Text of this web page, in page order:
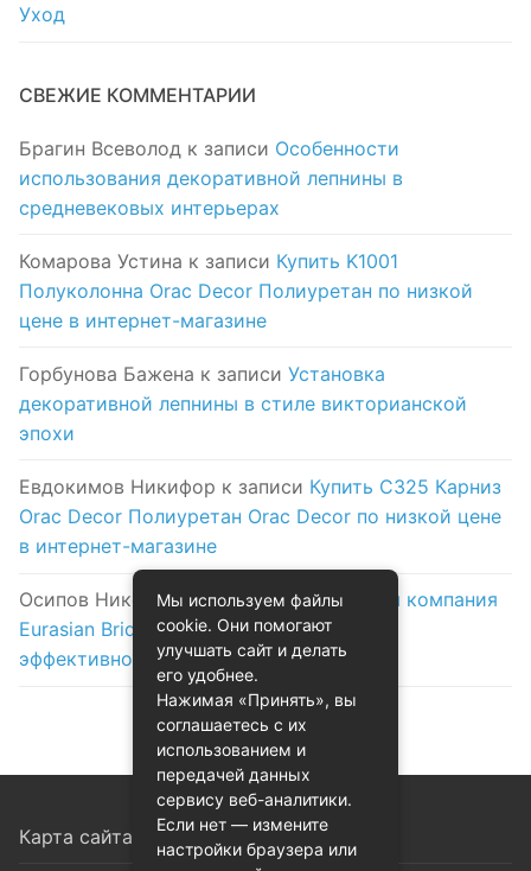
Уход
СВЕЖИЕ КОММЕНТАРИИ
Брагин Всеволод к записи Особенности
использования декоративной лепнины в
средневековых интерьерах
Комарова Устина к записи Купить K1001
Полуколонна Orac Decor Полиуретан по низкой
цене в интернет-магазине
Горбунова Бажена к записи Установка
декоративной лепнины в стиле викторианской
эпохи
Евдокимов Никифор к записи Купить C325 Карниз
Orac Decor Полиуретан Orac Decor по низкой цене
в интернет-магазине
Осипов Николак записиЛогистическая компания
Eurasian Bridge в Астане: надежность и
эффективность на первом месте
Карта сайта
Мы используем файлы
cookie. Они помогают
улучшать сайт и делать
его удобнее.
Нажимая «Принять», вы
соглашаетесь с их
использованием и
передачей данных
сервису веб-аналитики.
Если нет — измените
настройки браузера или